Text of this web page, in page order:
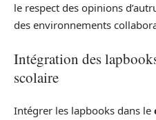
le respect des opinions
des environnements
Intégration des
scolaire
Intégrer les lapbooks dans le